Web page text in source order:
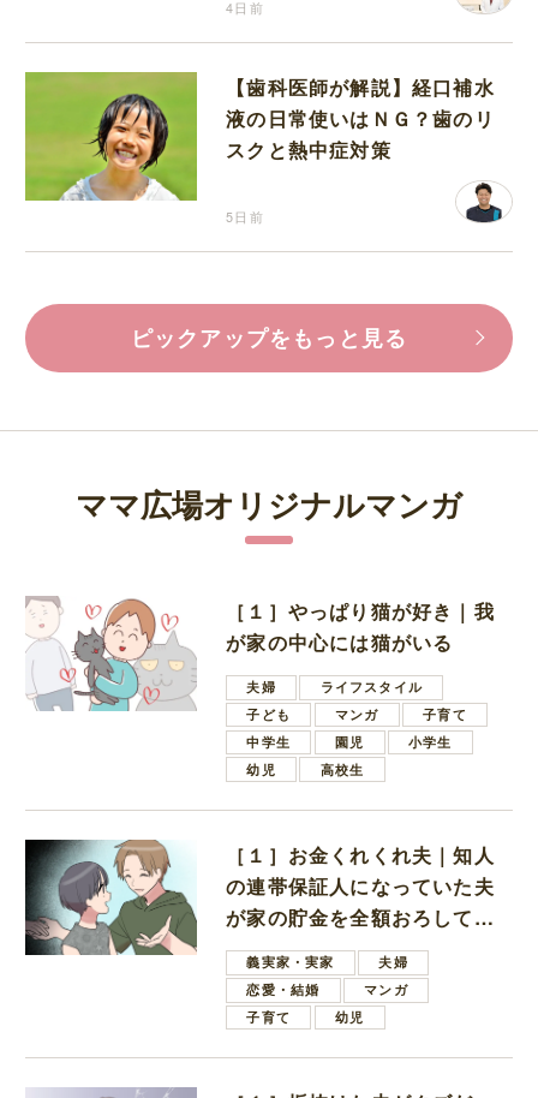
4日前
【歯科医師が解説】経口補水
液の日常使いはＮＧ？歯のリ
スクと熱中症対策
5日前
ピックアップをもっと見る
ママ広場オリジナルマンガ
［１］やっぱり猫が好き｜我
が家の中心には猫がいる
夫婦
ライフスタイル
子ども
マンガ
子育て
中学生
園児
小学生
幼児
高校生
［１］お金くれくれ夫｜知人
の連帯保証人になっていた夫
が家の貯金を全額おろしてほ
しいと言ってきた
義実家・実家
夫婦
恋愛・結婚
マンガ
子育て
幼児